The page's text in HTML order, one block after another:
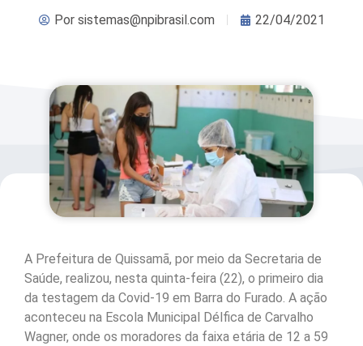
Porsistemas@npibrasil.com 22/04/2021
A Prefeitura de Quissamã, por meio da Secretaria de
Saúde, realizou, nesta quinta-feira (22), o primeiro dia
da testagem da Covid-19 em Barra do Furado. A ação
aconteceu na Escola Municipal Délfica de Carvalho
Wagner, onde os moradores da faixa etária de 12 a 59